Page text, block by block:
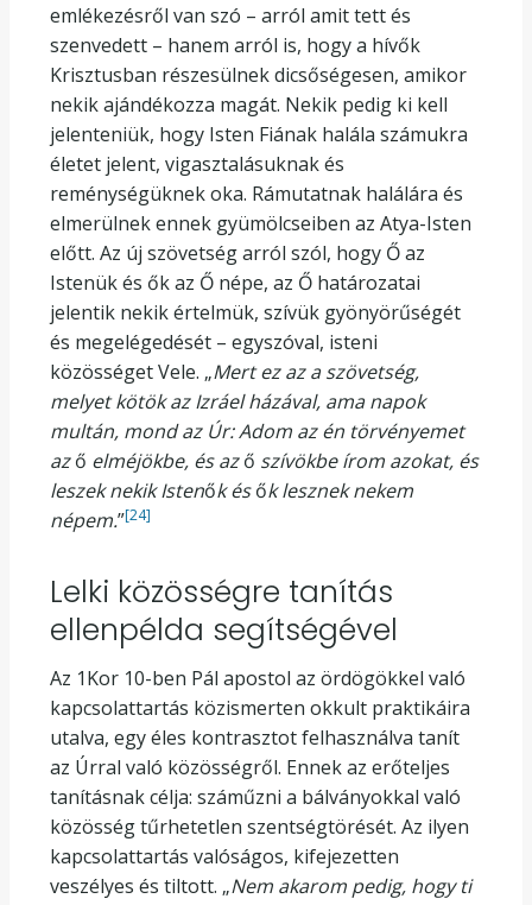
emlékezésről van szó – arról amit tett és
szenvedett – hanem arról is, hogy a hívők
Krisztusban részesülnek dicsőségesen, amikor
nekik ajándékozza magát. Nekik pedig ki kell
jelenteniük, hogy Isten Fiának halála számukra
életet jelent, vigasztalásuknak és
reménységüknek oka. Rámutatnak halálára és
elmerülnek ennek gyümölcseiben az Atya-Isten
előtt. Az új szövetség arról szól, hogy Ő az
Istenük és ők az Ő népe, az Ő határozatai
jelentik nekik értelmük, szívük gyönyörűségét
és megelégedését – egyszóval, isteni
közösséget Vele. „Mert ez az a szövetség,
melyet kötök az Izráel házával, ama napok
multán, mond az Úr: Adom az én törvényemet
aző elméjökbe, és aző szívökbe írom azokat, és
leszek nekik Istenők ésők lesznek nekem
népem.”[24]
Lelki közösségre tanítás
ellenpélda segítségével
Az 1Kor 10-ben Pál apostol az ördögökkel való
kapcsolattartás közismerten okkult praktikáira
utalva, egy éles kontrasztot felhasználva tanít
az Úrral való közösségről. Ennek az erőteljes
tanításnak célja: száműzni a bálványokkal való
közösség tűrhetetlen szentségtörését. Az ilyen
kapcsolattartás valóságos, kifejezetten
veszélyes és tiltott. „Nem akarom pedig, hogy ti